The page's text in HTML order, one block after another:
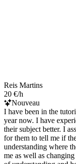
Reis Martins
20 €/h
Nouveau
I have been in the
year now. I have
their subject better. I
for them to tell me if
understanding where
me as well as